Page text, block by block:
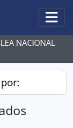
NACIONAL